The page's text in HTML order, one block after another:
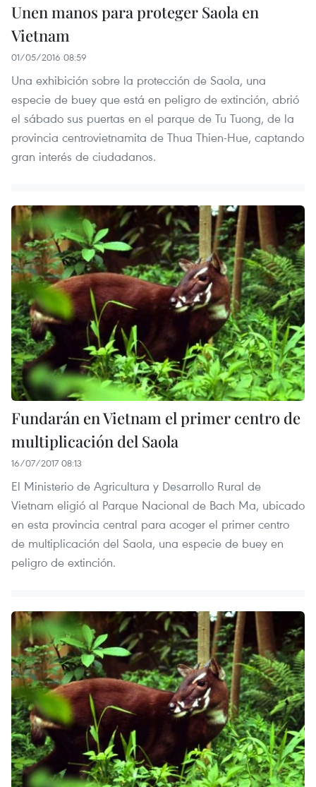
Unen manos para proteger Saola en
Vietnam
01/05/2016 08:59
Una exhibición sobre la protección de Saola, una
especie de buey que está en peligro de extinción, abrió
el sábado sus puertas en el parque de Tu Tuong, de la
provincia centrovietnamita de Thua Thien-Hue, captando
gran interés de ciudadanos.
Fundarán en Vietnam el primer centro de
multiplicación del Saola
16/07/2017 08:13
El Ministerio de Agricultura y Desarrollo Rural de
Vietnam eligió al Parque Nacional de Bach Ma, ubicado
en esta provincia central para acoger el primer centro
de multiplicación del Saola, una especie de buey en
peligro de extinción.